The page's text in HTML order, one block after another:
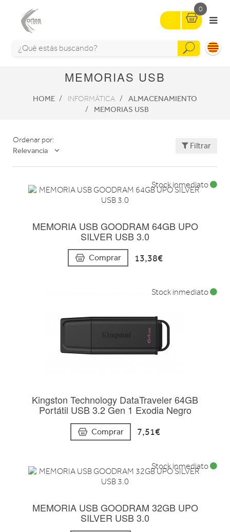
0
MEMORIAS USB
HOME INFORMÁTICA
ALMACENAMIENTO
MEMORIAS USB
Ordenar por:
Relevancia
Filtrar
MEMORIA USB GOODRAM 64GB UPO
SILVER USB 3.0
Comprar 13,38€
Stock inmediato
Kingston Technology DataTraveler 64GB
Portátil USB 3.2 Gen 1 Exodia Negro
Comprar 7,51€
Stock inmediato
MEMORIA USB GOODRAM 32GB UPO
SILVER USB 3.0
Stock inmediato